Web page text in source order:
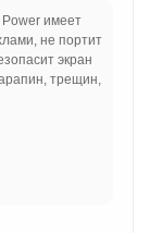
имеет
не портит
экран
трещин,